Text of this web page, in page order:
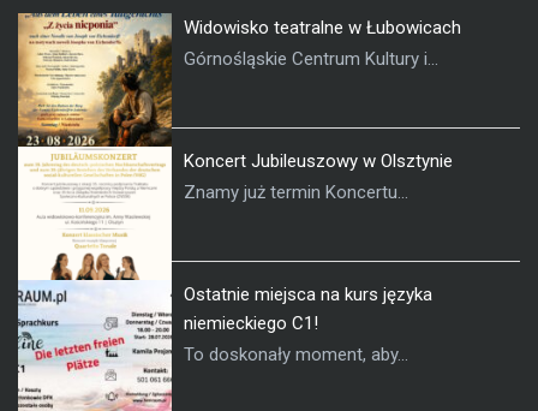
Widowisko teatralne w Łubowicach
Górnośląskie Centrum Kultury i...
Koncert Jubileuszowy w Olsztynie
Znamy już termin Koncertu...
Ostatnie miejsca na kurs języka
niemieckiego C1!
To doskonały moment, aby...